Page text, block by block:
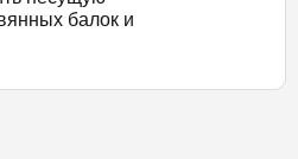
балок и